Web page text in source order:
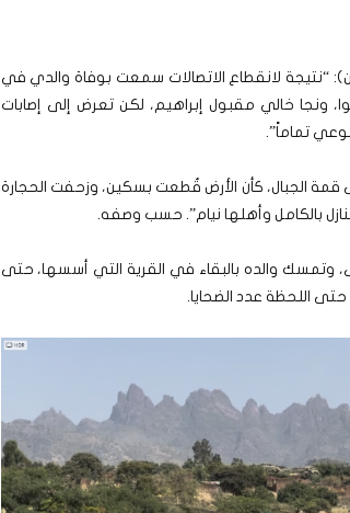
“نتيجة لانقطاع الاتصالات سمعت بوفاة والدي في
ونجا خالي مقبول إبراهيم، لكن تعرض إلى إصابات
تماماً”.
الجبال، كأن الأرض قُطعت بسكين، وزحفت الحجارة
بالكامل وأهلها نيام”. حسب وصفه.
وتمسك والده بالبقاء في القرية التي أسسها، حتى
اللحظة عدد الضحايا.